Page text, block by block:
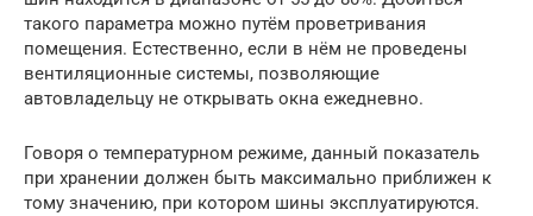
такого параметра можно путём проветривания
помещения. Естественно, если в нём не проведены
вентиляционные системы, позволяющие
автовладельцу не открывать окна ежедневно.
Говоря о температурном режиме, данный показатель
при хранении должен быть максимально приближен к
тому значению, при котором шины эксплуатируются.